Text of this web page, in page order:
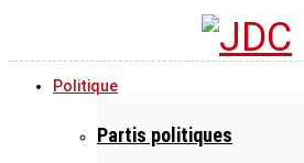
Politique
Partis politiques